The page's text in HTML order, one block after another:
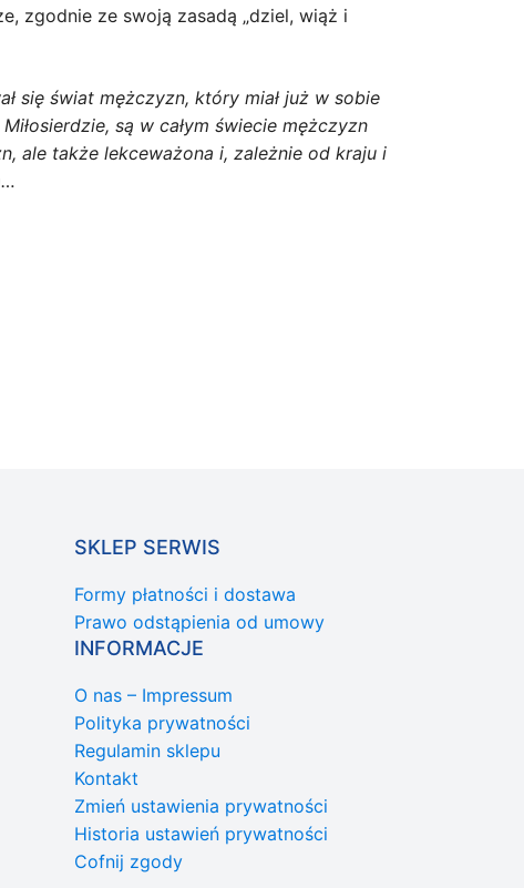
zgodnie ze swoją zasadą „dziel, wiąż i
się świat mężczyzn, który miał już w sobie
są w całym świecie mężczyzn
ale także lekceważona i, zależnie od kraju i
SKLEP SERWIS
Formy płatności i dostawa
Prawo odstąpienia od umowy
INFORMACJE
O nas – Impressum
Polityka prywatności
Regulamin sklepu
Kontakt
Zmień ustawienia prywatności
Historia ustawień prywatności
Cofnij zgody